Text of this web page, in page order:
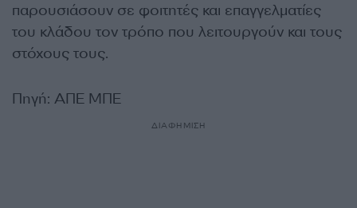
παρουσιάσουν σε φοιτητές και επαγγελματίες
του κλάδου τον τρόπο που λειτουργούν και τους
στόχους τους.
Πηγή: ΑΠΕ ΜΠΕ
ΔΙΑΦΗΜΙΣΗ